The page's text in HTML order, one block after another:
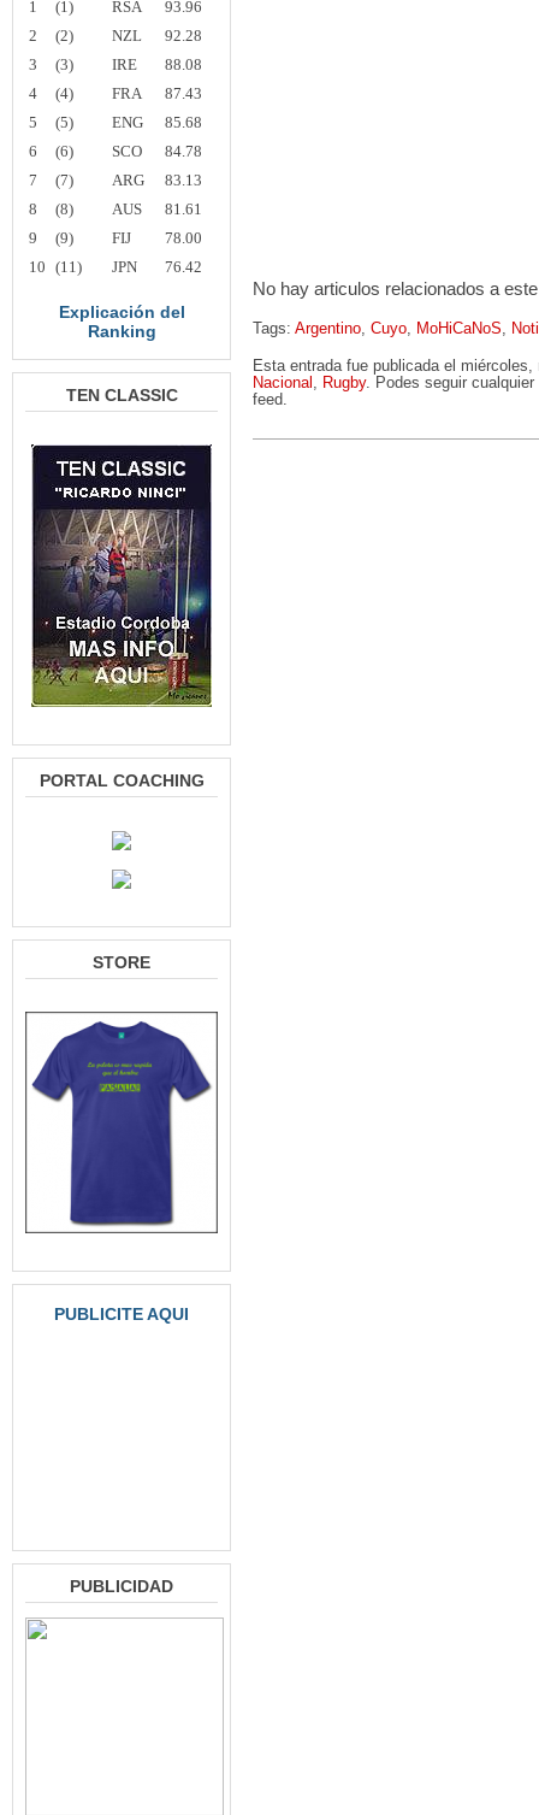
1 (1) RSA
93.96
2
(2) NZL
92.28
3
(3) IRE
88.08
4
(4) FRA
87.43
5
(5) ENG
85.68
6
(6) SCO
84.78
7
(7) ARG
83.13
8
(8) AUS
81.61
9
(9) FIJ
78.00
10 (11) JPN 76.42
Explicación del
Ranking
TEN CLASSIC
PORTAL COACHING
STORE
PUBLICITE AQUI
PUBLICIDAD
No hay articulos relacionados a
Tags: Argentino, Cuyo, MoHiCaNoS,
Esta entrada fue publicada el
Nacional , Rugby. Podes seguir
feed.